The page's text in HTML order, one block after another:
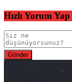
Hızlı Yorum Yap